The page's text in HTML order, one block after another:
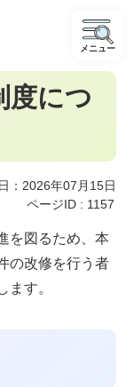
メニュー
度につ
：2026年07月15日
ページID : 1157
を図るため、本
の改修を行う者
ます。